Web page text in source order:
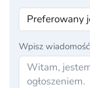
Wpisz wiadomość